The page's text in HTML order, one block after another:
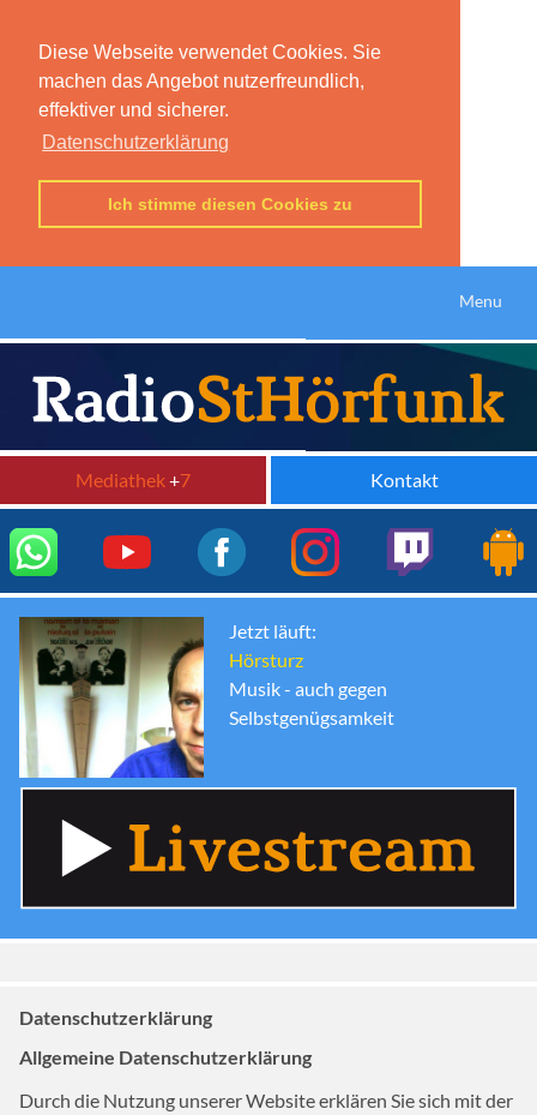
Diese Webseite verwendet Cookies. Sie
machen das Angebot nutzerfreundlich,
effektiver und sicherer.
Datenschutzerklärung
Ich stimme diesen Cookies zu
Menu
Mediathek+7 Kontakt
Jetzt läuft:
Hörsturz
Musik - auch gegen
Selbstgenügsamkeit
Datenschutzerklärung
Allgemeine Datenschutzerklärung
Durch die Nutzung unserer Website erklären Sie sich mit der